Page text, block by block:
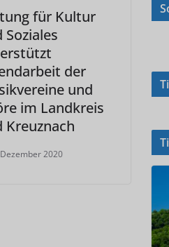
für Kultur
Soziales
der
und
im Landkreis
Kreuznach
2020